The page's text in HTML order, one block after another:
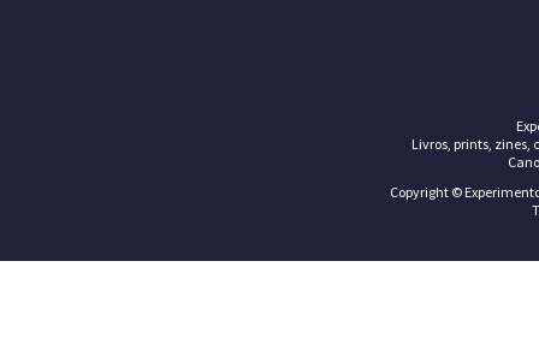
Livros, prints, zines,
Copyright ©